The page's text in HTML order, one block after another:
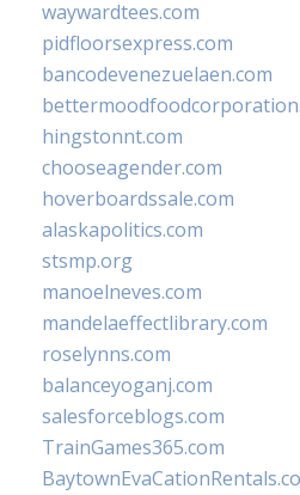
waywardtees.com
pidfloorsexpress.com
bancodevenezuelaen.com
hingstonnt.com
chooseagender.com
hoverboardssale.com
alaskapolitics.com
stsmp.org
manoelneves.com
mandelaeffectlibrary.com
roselynns.com
balanceyoganj.com
salesforceblogs.com
TrainGames365.com